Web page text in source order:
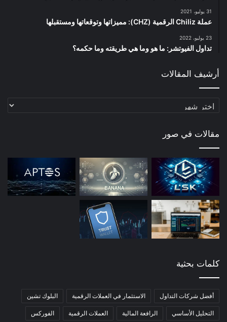
31 يوليو، 2021
عملة Chiliz الرقمية (CHZ): مميزاتها وتوقعاتها ومستقبلها
23 يوليو، 2022
تداول الفيوتشر: ما هو وما هي طريقته وما حكمه؟
أرشيف المقالات
أرشيف
مقالات في صور
كلمات بحثية
أفضل شركات التداول الاستثمار في العملات الرقمية البلوك تشين
التحليل الأساسي الرافعة المالية العملات الرقمية الفوركس